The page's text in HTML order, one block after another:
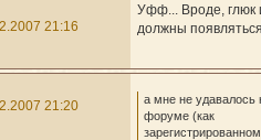
21:16
Уфф... Вроде, глюк
должны
21:20
а мне не удавалось
форуме (как